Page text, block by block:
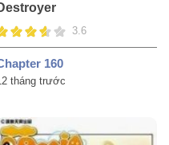
3.6
160
tháng trước